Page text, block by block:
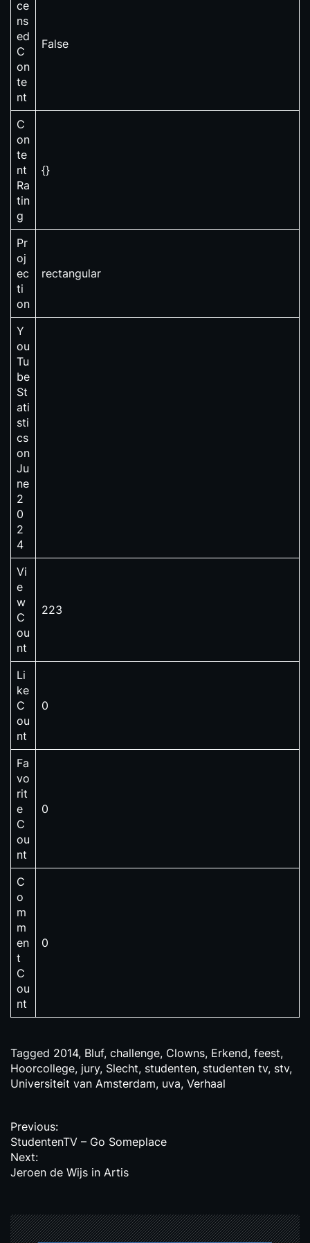
ce
ns
ed
C
on
te
nt
False
C
on
te
nt
Ra
tin
g
{}
Pr
oj
ec
ti
on
rectangular
Y
ou
Tu
be
St
ati
sti
cs
on
Ju
ne
2
0
2
4
Vi
e
w
C
ou
nt
223
Li
ke
C
ou
nt
0
Fa
vo
rit
e
C
ou
nt
0
C
o
m
m
en
t
C
ou
nt
0
Tagged 2014, Bluf, challenge, Clowns, Erkend, feest,
Hoorcollege, jury, Slecht, studenten, studenten tv, stv,
Universiteit van Amsterdam, uva, Verhaal
P
o
s
n
Previous:
StudentenTV – Go Someplace
Next:
Jeroen de Wijs in Artis